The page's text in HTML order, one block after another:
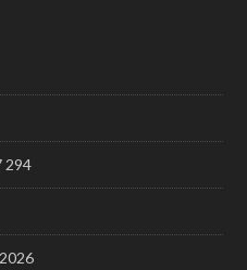
294